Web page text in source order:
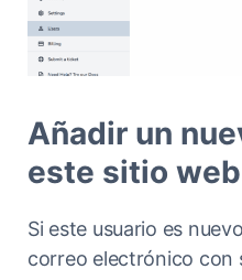
Añadir un
este sitio
Si este usuario es
correo electrónico con